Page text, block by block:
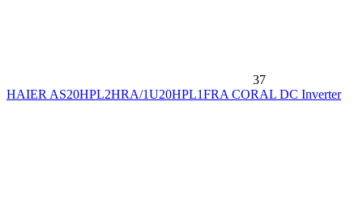
37
HAIER AS20HPL2HRA/1U20HPL1FRA CORAL DC Inverter